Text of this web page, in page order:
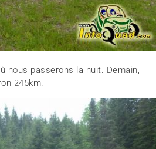
nous passerons la nuit. Demain,
245km.